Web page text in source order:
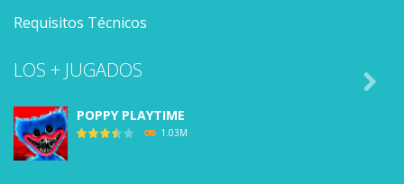
Requisitos Técnicos
LOS + JUGADOS
POPPY PLAYTIME
1.03M
